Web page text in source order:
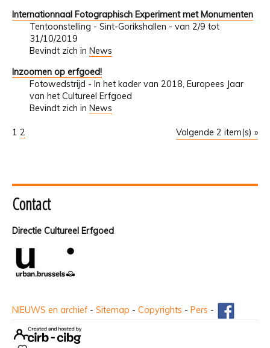
Internationnaal Fotographisch Experiment met Monumenten
Tentoonstelling - Sint-Gorikshallen - van 2/9 tot
31/10/2019
Bevindt zich in News
Inzoomen op erfgoed!
Fotowedstrijd - In het kader van 2018, Europees Jaar
van het Cultureel Erfgoed
Bevindt zich in News
Volgende 2 item(s) »
1 2
Contact
Directie Cultureel Erfgoed
NIEUWS en archief - Sitemap - Copyrights - Pers -